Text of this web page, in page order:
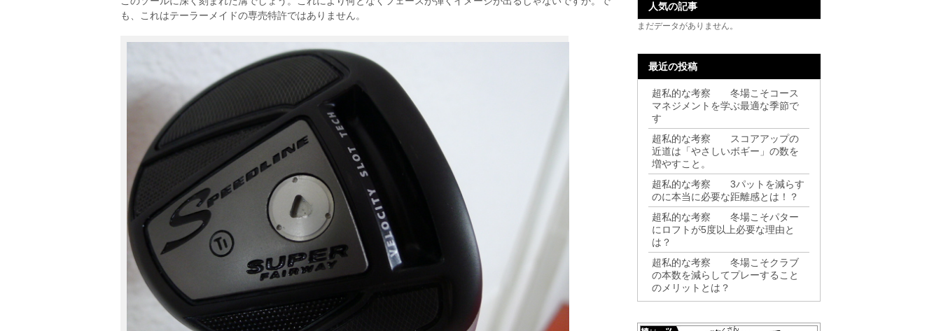
も、これはテーラーメイドの専売特許ではありません。
人気の記事
まだデータがありません。
最近の投稿
超私的な考察 冬場こそコース
マネジメントを学ぶ最適な季節で
す
超私的な考察 スコアアップの
近道は「やさしいボギー」の数を
増やすこと。
超私的な考察 3パットを減らす
のに本当に必要な距離感とは！？
超私的な考察 冬場こそパター
にロフトが5度以上必要な理由と
は？
超私的な考察 冬場こそクラブ
の本数を減らしてプレーすること
のメリットとは？